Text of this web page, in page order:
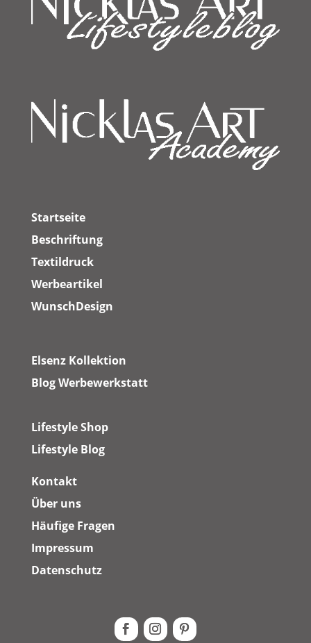
Startseite
Beschriftung
Textildruck
Werbeartikel
WunschDesign
Elsenz Kollektion
Blog Werbewerkstatt
Lifestyle Shop
Lifestyle Blog
Kontakt
Über uns
Häufige Fragen
Impressum
Datenschutz